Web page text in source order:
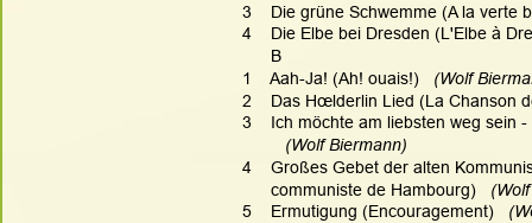
3    Die grüne Schwemme (A la verte
4    Die Elbe bei Dresden (L'Elbe à
      B
1    Aah-Ja! (Ah! ouais!)
(Wolf
2    Das Hœlderlin Lied (La Chanson
3    Ich möchte am liebsten weg sein
   (Wolf Biermann)
4    Großes Gebet der alten
      communiste de Hambourg)
5    Ermutigung (Encouragement)